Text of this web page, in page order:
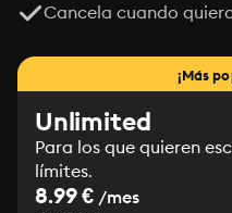
Cancela cuando
¡Más
Unlimited
Para los que quieren
límites.
8.99 € /mes